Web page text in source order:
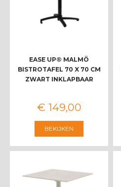
EASE UP® MALMÖ
BISTROTAFEL 70 X 70 CM
ZWART INKLAPBAAR
€ 149,00
BEKIJKEN